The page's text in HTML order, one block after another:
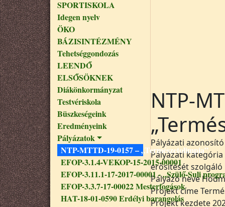
SPORTISKOLA
Idegen nyelv
ÖKO
BÁZISINTÉZMÉNY
Tehetséggondozás
LEENDŐ
ELSŐSÖKNEK
Diákönkormányzat
Testvériskola
Büszkeségeink
Eredményeink
Pályázatok
NTP-MTTD-19-0157 – „Természetolimpia”
EFOP-3.1.4-VEKOP-15-2015-00001
EFOP-3.11.1-17-2017-00001 - „Szülő-Suli
EFOP-3.3.7-17-00022 Mesterfogások
HAT-18-01-0590 Erdélyi barangolás
NTP-
Pályázati
Pályázati
erősítését
Pályázó neve
Projekt címe
Projekt kezdete